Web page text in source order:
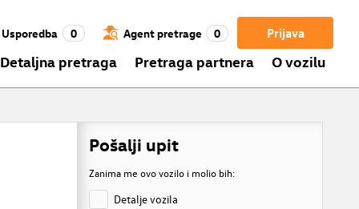
Prijava
Usporedba 0 Agent pretrage 0
Detaljna pretraga Pretraga partnera O vozilu
Pošalji upit
Zanima me ovo vozilo i molio bih:
Detalje vozila